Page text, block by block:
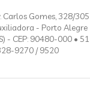
Carlos Gomes, 328/
- Porto Alegre
- CEP: 90480-000 • 51
9270 / 9520